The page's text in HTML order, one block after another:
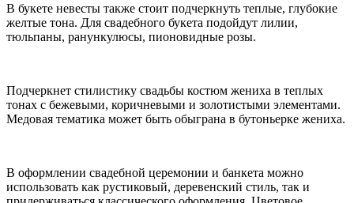
В букете невесты также стоит подчеркнуть теплые, глубокие
желтые тона. Для свадебного букета подойдут лилии,
тюльпаны, ранункулюсы, пионовидные розы.
Подчеркнет стилистику свадьбы костюм жениха в теплых
тонах с бежевыми, коричневыми и золотистыми элементами.
Медовая тематика может быть обыграна в бутоньерке жениха.
В оформлении свадебной церемонии и банкета можно
использовать как рустиковый, деревенский стиль, так и